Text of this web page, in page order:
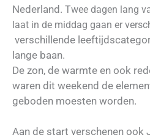
Nederland. Twee dagen lang
laat in de middag gaan er
verschillende
lange baan.
De zon, de warmte en ook
waren dit weekend de
geboden moesten worden.
Aan de start verschenen ook